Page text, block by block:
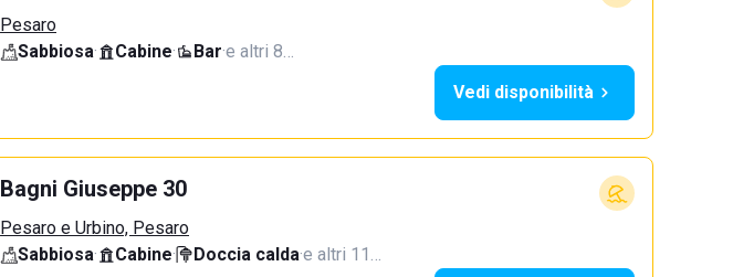
Pesaro
Sabbiosa· Cabine· Bar·e altri 8…
Vedi disponibilità
Bagni Giuseppe 30
Pesaro e Urbino, Pesaro
Sabbiosa· Cabine· Doccia calda·e altri 11…